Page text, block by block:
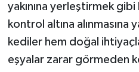
yakınına yerleştirmek gibi
kontrol altına alınmasına
kediler hem doğal
eşyalar zarar görmeden